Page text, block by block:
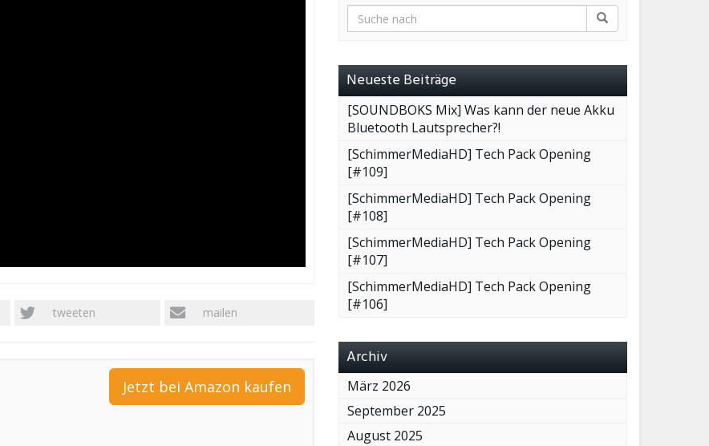
tweeten mailen
Jetzt bei Amazon kaufen
Neueste Beiträge
[SOUNDBOKS Mix] Was kann der neue Akku
Bluetooth Lautsprecher?!
[SchimmerMediaHD] Tech Pack Opening
[#109]
[SchimmerMediaHD] Tech Pack Opening
[#108]
[SchimmerMediaHD] Tech Pack Opening
[#107]
[SchimmerMediaHD] Tech Pack Opening
[#106]
Archiv
März 2026
September 2025
August 2025